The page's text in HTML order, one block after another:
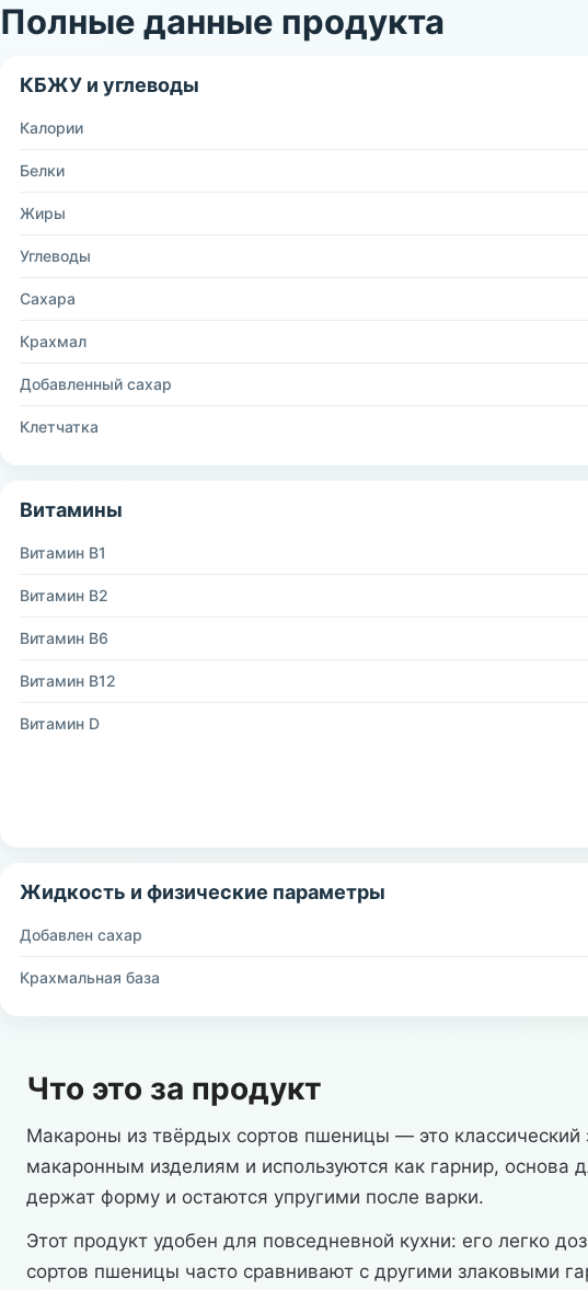
Полные данные продукта
КБЖУ и углеводы
Калории
Белки
Жиры
Углеводы
Сахара
Крахмал
Добавленный сахар
Клетчатка
Витамины
Витамин B1
Витамин B2
Витамин B6
Витамин B12
Витамин D
Жидкость и физические параметры
Добавлен сахар
Крахмальная база
Что это за продукт
Макароны из твёрдых сортов пшеницы — это классический
макаронным изделиям и используются как гарнир, основа
держат форму и остаются упругими после варки.
Этот продукт удобен для повседневной кухни: его легко
сортов пшеницы часто сравнивают с другими злаковыми